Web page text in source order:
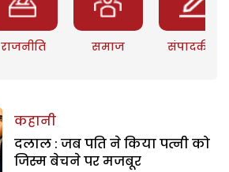
राजनीति समाज संपादकीय
कहानी
दलाल : जब पति ने किया पत्नी को
जिस्म बेचने पर मजबूर